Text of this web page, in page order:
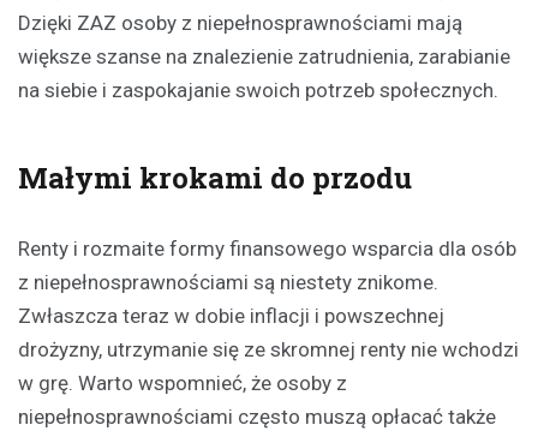
Dzięki ZAZ osoby z niepełnosprawnościami mają
większe szanse na znalezienie zatrudnienia, zarabianie
na siebie i zaspokajanie swoich potrzeb społecznych.
Małymi krokami do przodu
Renty i rozmaite formy finansowego wsparcia dla osób
z niepełnosprawnościami są niestety znikome.
Zwłaszcza teraz w dobie inflacji i powszechnej
drożyzny, utrzymanie się ze skromnej renty nie wchodzi
w grę. Warto wspomnieć, że osoby z
niepełnosprawnościami często muszą opłacać także